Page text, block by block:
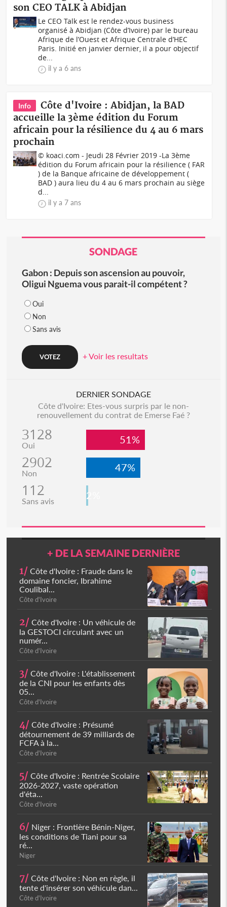
son CEO TALK à Abidjan
Le CEO Talk est le rendez-vous business
organisé à Abidjan (Côte d’Ivoire) par le bureau
Afrique de l’Ouest et Afrique Centrale d’HEC
Paris. Initié en janvier dernier, il a pour objectif
de...
il y a 6 ans
Info
Côte d'Ivoire : Abidjan, la BAD
accueille la 3ème édition du Forum
africain pour la résilience du 4 au 6 mars
prochain
© koaci.com - Jeudi 28 Février 2019 -La 3ème
édition du Forum africain pour la résilience ( FAR
) de la Banque africaine de développement (
BAD ) aura lieu du 4 au 6 mars prochain au siège
d...
il y a 7 ans
SONDAGE
Gabon : Depuis son ascension au pouvoir,
Oligui Nguema vous parait-il compétent ?
Oui
Non
Sans avis
+ Voir les resultats
DERNIER SONDAGE
Côte d'Ivoire: Etes-vous surpris par le non-
renouvellement du contrat de Emerse Faé ?
3128
Oui 51%
2902
Non 47%
112
Sans avis 2%
+ DE LA SEMAINE DERNIÈRE
1/ Côte d'Ivoire : Fraude dans le
domaine foncier, Ibrahime
Coulibal...
Côte d'Ivoire
2/ Côte d'Ivoire : Un véhicule de
la GESTOCI circulant avec un
numér...
Côte d'Ivoire
3/ Côte d'Ivoire : L'établissement
de la CNI pour les enfants dès
05...
Côte d'Ivoire
4/ Côte d'Ivoire : Présumé
détournement de 39 milliards de
FCFA à la...
Côte d'Ivoire
5/ Côte d'Ivoire : Rentrée Scolaire
2026-2027, vaste opération
d'éta...
Côte d'Ivoire
6/ Niger : Frontière Bénin-Niger,
les conditions de Tiani pour sa
ré...
Niger
7/ Côte d'Ivoire : Non en règle, il
tente d'insérer son véhicule dan...
Côte d'Ivoire